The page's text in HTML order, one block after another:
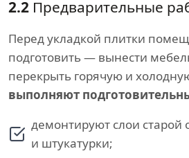
2.2 Предварительные
Перед укладкой плитки
подготовить — вынести
перекрыть горячую и
выполняют
демонтируют слои старой
и штукатурки;